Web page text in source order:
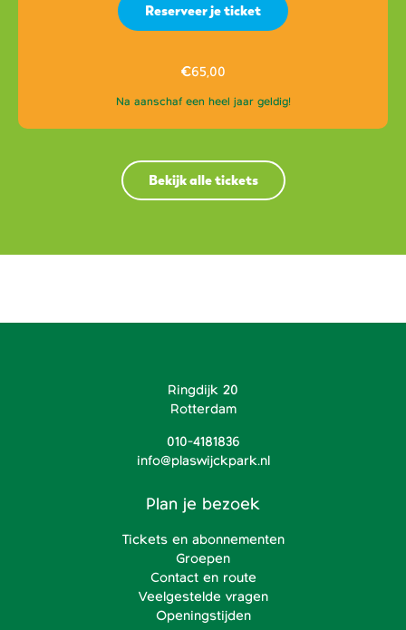
Reserveer je ticket
€65,00
Na aanschaf een heel jaar geldig!
Bekijk alle tickets
Ringdijk 20
Rotterdam
010-4181836
info@plaswijckpark.nl
Plan je bezoek
Tickets en abonnementen
Groepen
Contact en route
Veelgestelde vragen
Openingstijden